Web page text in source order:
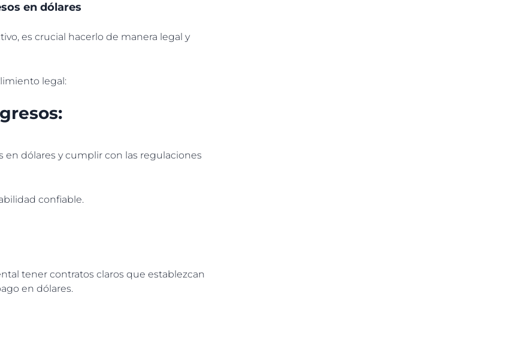
en dólares
es crucial hacerlo de manera legal y
legal:
dólares y cumplir con las regulaciones
confiable.
tener contratos claros que establezcan
en dólares.